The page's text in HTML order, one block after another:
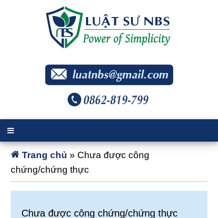
Trang chủ » Chưa được công
chứng/chứng thực
Chưa được công chứng/chứng thực